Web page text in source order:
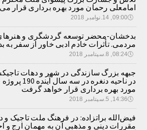
امامعلی رحمان مورد بهره برداری قرار
🕔09:00, 14.نوامبر 2018
بدخشان-محضر توسعه گردشگری و
مردمی. تأثرات خادم ادبی خاور از سفر به
🕔08:24, 8.سپتامبر 2018
جبهه بزرگ سازندگی در شهر و دهات
در ناحیه دنغره در سه
مورد بهره برداری قرار خواهد گرفت
🕔14:36, 5.سپتامبر 2018
فیض‌الله براتزاده: در فرهنگ ملت تاجیک و
مقررات دینی و مذهبی آن به مهمان ارج و